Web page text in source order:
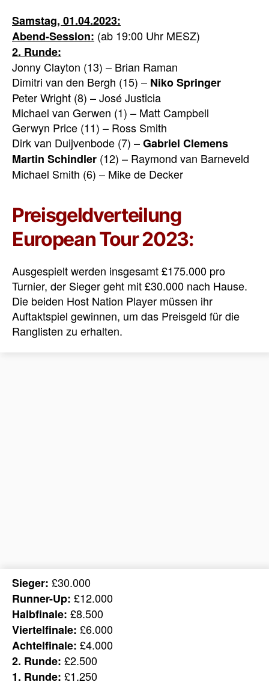
Samstag, 01.04.2023:
Abend-Session: (ab 19:00 Uhr MESZ)
2. Runde:
Jonny Clayton (13) – Brian Raman
Dimitri van den Bergh (15) – Niko Springer
Peter Wright (8) – José Justicia
Michael van Gerwen (1) – Matt Campbell
Gerwyn Price (11) – Ross Smith
Dirk van Duijvenbode (7) –Gabriel Clemens
Martin Schindler (12) – Raymond van Barneveld
Michael Smith (6) – Mike de Decker
Preisgeldverteilung
European Tour 2023:
Ausgespielt werden insgesamt £175.000 pro
Turnier, der Sieger geht mit £30.000 nach Hause.
Die beiden Host Nation Player müssen ihr
Auftaktspiel gewinnen, um das Preisgeld für die
Ranglisten zu erhalten.
Sieger: £30.000
Runner-Up: £12.000
Halbfinale: £8.500
Viertelfinale: £6.000
Achtelfinale: £4.000
2. Runde: £2.500
1. Runde: £1.250